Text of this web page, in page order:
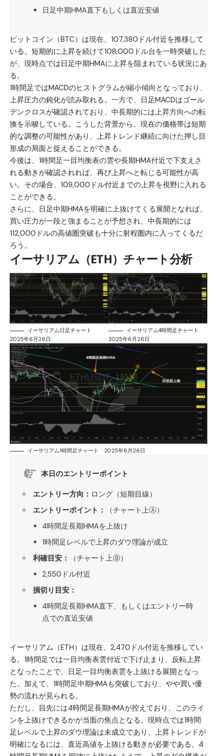
日足中期HMA直下もしくは直近安値
ビットコイン（BTC） は現在、107,380ドル付近を推移して
いる。短期的に上昇を続けて108,000ドル台を一時突破した
が、現時点では日足中期HMAに上昇を阻まれている状況にあ
る。
1時間足ではMACDのヒストグラムが縮小傾向となっており、
上昇圧力の鈍化が読み取れる。一方で、日足MACDはゴール
デンクロスが確認されており、中長期的には上昇方向への転
換を示唆している。こうした背景から、現在の価格帯は短期
的な調整の可能性があり、上昇トレンド継続に向けた押し目
形成の局面と捉えることができる。
今後は、1時間足一目均衡表の雲や長期HMA付近で下支えさ
れる動きが確認されれば、再び上昇へと転じる可能性が高
い。その場合、109,000ドル付近までの上昇を視野に入れる
ことができる。
さらに、日足中期HMAを明確に上抜けてくる展開となれば、
買い圧力が一段と強まることが予想され、中長期的には
112,000ドルの高値圏突破も十分に射程圏内に入ってくるだ
ろう。
イーサリアム（ETH）チャート分析
イーサリアム日足チャート
2025年6月26日
イーサリアム4時間足チャート
2025年6月26日
イーサリアム1時間足チャート 2025年6月26日
本日のエントリーポイント
エントリー方向： ロング（短期目線）
エントリーポイント：
（チャート上Ⓐ）
4時間足長期HMAを上抜け
1時間足レベルで上昇のダウ理論が成立
利確目安：
（チャート上Ⓑ）
2,550ドル付近
損切り目安：
4時間足長期HMA直下、もしくはエントリー時
点での直近安値
イーサリアム（ETH） は現在、2,470ドル付近を推移してい
る。1時間足では一目均衡表雲付近で下げ止まり、反転上昇
となったことで、日足一目均衡表雲を上抜ける展開となっ
た。加えて、1時間足中期HMAも突破しており、やや買い優
勢の流れが見られる。
ただし、目先には4時間足長期HMAが控えており、このライ
ンを上抜けできるかが当面の焦点となる。現時点では1時間
足レベルで上昇のダウ理論は未成立であり、上昇トレンドが
明確になるには、直近高値を上抜ける動きが必要である。4